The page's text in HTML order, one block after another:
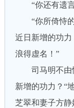
“你还有遗言
“你所倚恃的
近日新增的功力
浪得虚名！”
司马明不由怦
新增的功力？“
芝翠和妻子方静